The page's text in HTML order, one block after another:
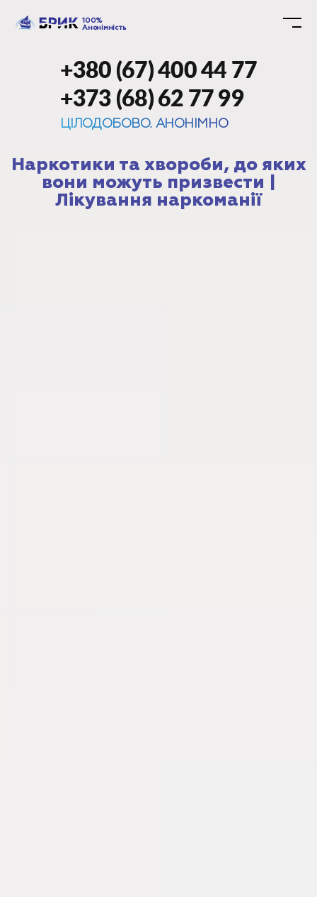
100%
Анонімність
+380 (67) 400 44 77
+373 (68) 62 77 99
ЦІЛОДОБОВО. АНОНІМНО
Наркотики та хвороби, до яких
вони можуть призвести |
Лікування наркоманії